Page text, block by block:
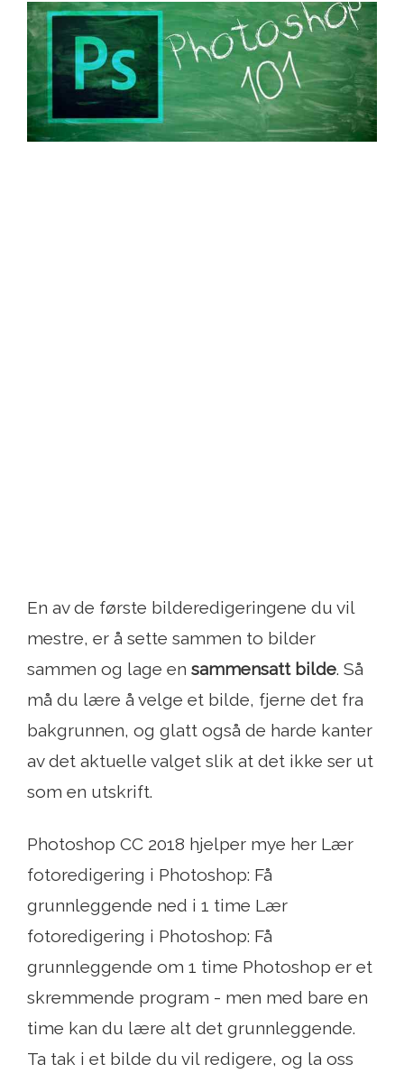
En av de første bilderedigeringene du vil
mestre, er å sette sammen to bilder
sammen og lage en sammensatt bilde. Så
må du lære å velge et bilde, fjerne det fra
bakgrunnen, og glatt også de harde kanter
av det aktuelle valget slik at det ikke ser ut
som en utskrift.
Photoshop CC 2018 hjelper mye her Lær
fotoredigering i Photoshop: Få
grunnleggende ned i 1 time Lær
fotoredigering i Photoshop: Få
grunnleggende om 1 time Photoshop er et
skremmende program - men med bare en
time kan du lære alt det grunnleggende.
Ta tak i et bilde du vil redigere, og la oss